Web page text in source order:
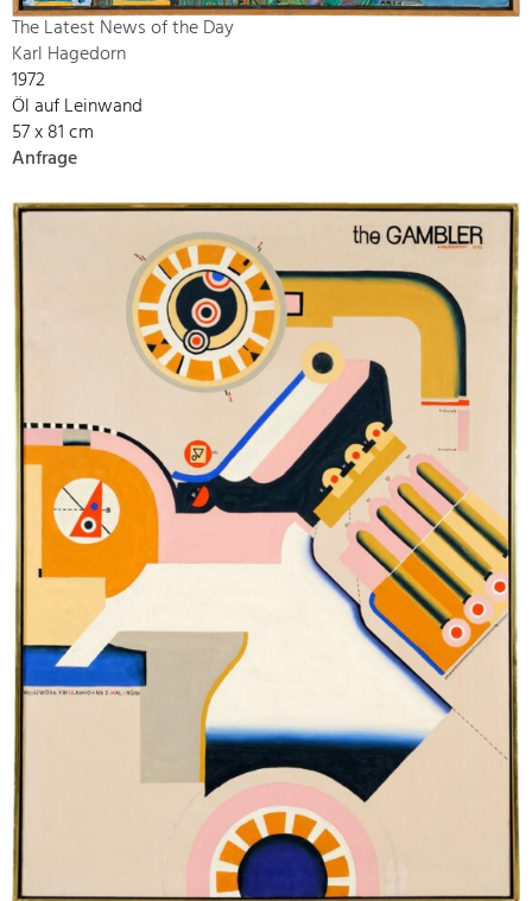
The Latest News of the Day
Karl Hagedorn
1972
Öl auf Leinwand
57 x 81 cm
Anfrage